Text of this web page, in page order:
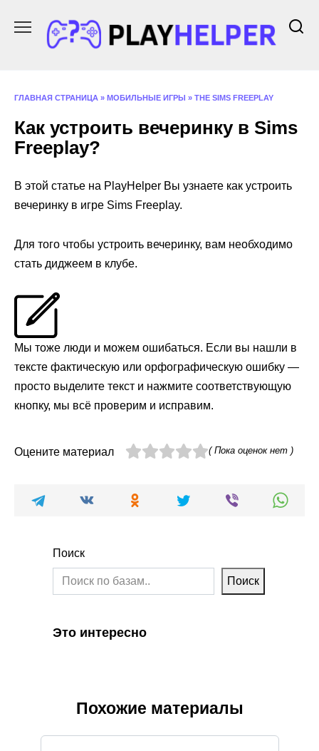
содержанию
ГЛАВНАЯ СТРАНИЦА » МОБИЛЬНЫЕ ИГРЫ » THE SIMS FREEPLAY
Как устроить вечеринку в Sims
Freeplay?
В этой статье на PlayHelper Вы узнаете как устроить
вечеринку в игре Sims Freeplay.
Для того чтобы устроить вечеринку, вам необходимо
стать диджеем в клубе.
Мы тоже люди и можем ошибаться. Если вы нашли в
тексте фактическую или орфографическую ошибку —
просто выделите текст и нажмите соответствующую
кнопку, мы всё проверим и исправим.
Оцените материал ( Пока оценок нет )
Поиск
Поиск
Это интересно
Похожие материалы